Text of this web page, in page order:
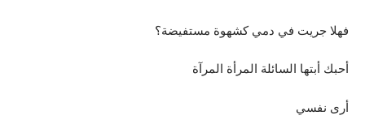
فهلا جريت في دمي كشهوة مستفيضة؟
أحبك أبتها السائلة المرأة المرآة
أرى نفسي